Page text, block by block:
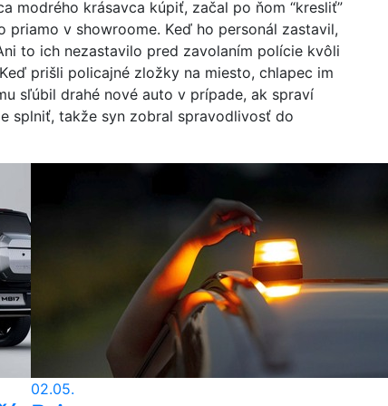
modrého krásavca kúpiť, začal po ňom “kresliť”
v showroome. Keď ho personál zastavil,
to ich nezastavilo pred zavolaním polície kvôli
prišli policajné zložky na miesto, chlapec im
sľúbil drahé nové auto v prípade, ak spraví
splniť, takže syn zobral spravodlivosť do
02.05.